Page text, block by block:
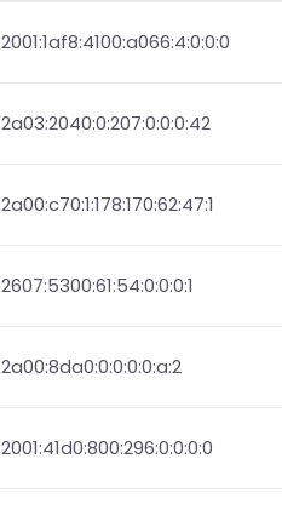
2001:1af8:4100:a066:4:0:0:0
2a03:2040:0:207:0:0:0:42
2a00:c70:1:178:170:62:47:1
2607:5300:61:54:0:0:0:1
2a00:8da0:0:0:0:0:a:2
2001:41d0:800:296:0:0:0:0